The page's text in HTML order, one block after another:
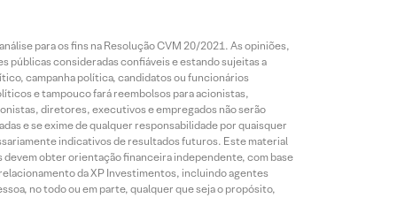
para os fins na Resolução CVM 20/2021. As opiniões,
públicas consideradas confiáveis e estando sujeitas a
campanha política, candidatos ou funcionários
e tampouco fará reembolsos para acionistas,
diretores, executivos e empregados não serão
e se exime de qualquer responsabilidade por quaisquer
indicativos de resultados futuros. Este material
obter orientação financeira independente, com base
da XP Investimentos, incluindo agentes
no todo ou em parte, qualquer que seja o propósito,